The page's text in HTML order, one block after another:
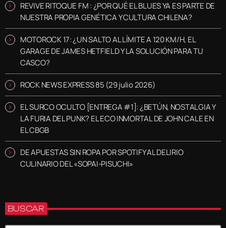
REVIVE RITOQUE FM : ¿POR QUÉ EL BLUES YA ES PARTE DE
NUESTRA PROPIA GENÉTICA Y CULTURA CHILENA?
MOTOROCK 17: ¿UN SALTO AL LÍMITE A 120 KM/H, EL
GARAGE DE JAMES HETFIELD Y LA SOLUCIÓN PARA TU
CASCO?
ROCK NEWS EXPRESS 85 (29 julio 2026)
EL SURCO OCULTO [ENTREGA #1]: ¿BETÚN, NOSTALGIA Y
LA FURIA DEL PUNK? EL ECO INMORTAL DE JOHN CALE EN
EL CBGB
DE APUESTAS SIN ROPA POR SPOTIFY AL DELIRIO
CULINARIO DEL «SOPAI-PISUCHI»
BUSCAR